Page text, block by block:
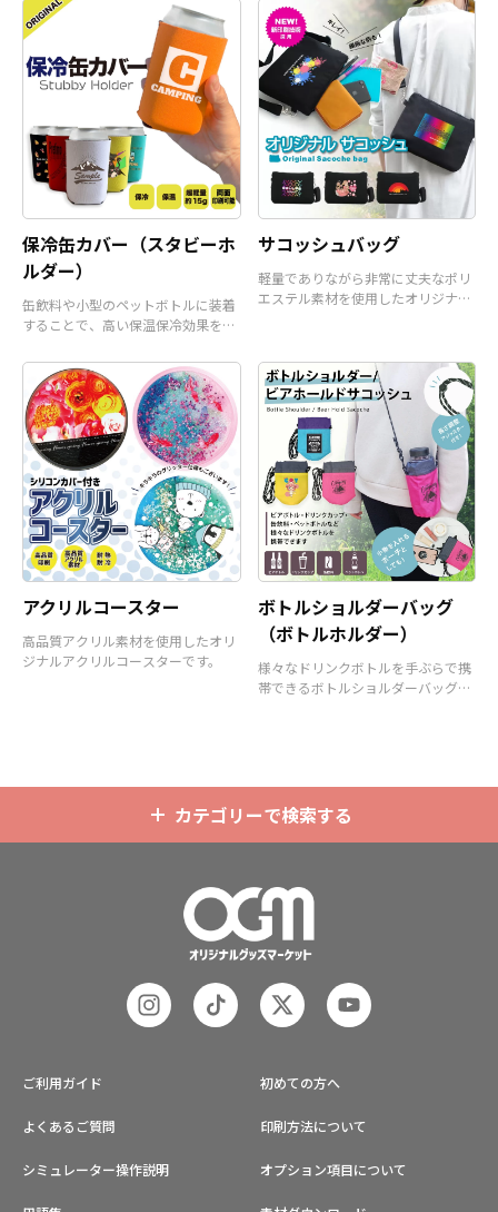
保冷缶カバー（スタビーホ
ルダー）
缶飲料や小型のペットボトルに装着
することで、高い保温保冷効果を発
サコッシュバッグ
軽量でありながら非常に丈夫なポリ
エステル素材を使用したオリジナル
アクリルコースター
高品質アクリル素材を使用したオリ
ジナルアクリルコースターです。
ボトルショルダーバッグ
（ボトルホルダー）
様々なドリンクボトルを手ぶらで携
帯できるボトルショルダーバッグ
カテゴリーで検索する
ご利用ガイド 初めての方へ
よくあるご質問 印刷方法について
シミュレーター操作説明 オプション項目について